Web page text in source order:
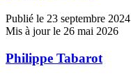
Publié le 23 septembre 2024
Mis à jour le 26 mai 2026
Philippe Tabarot